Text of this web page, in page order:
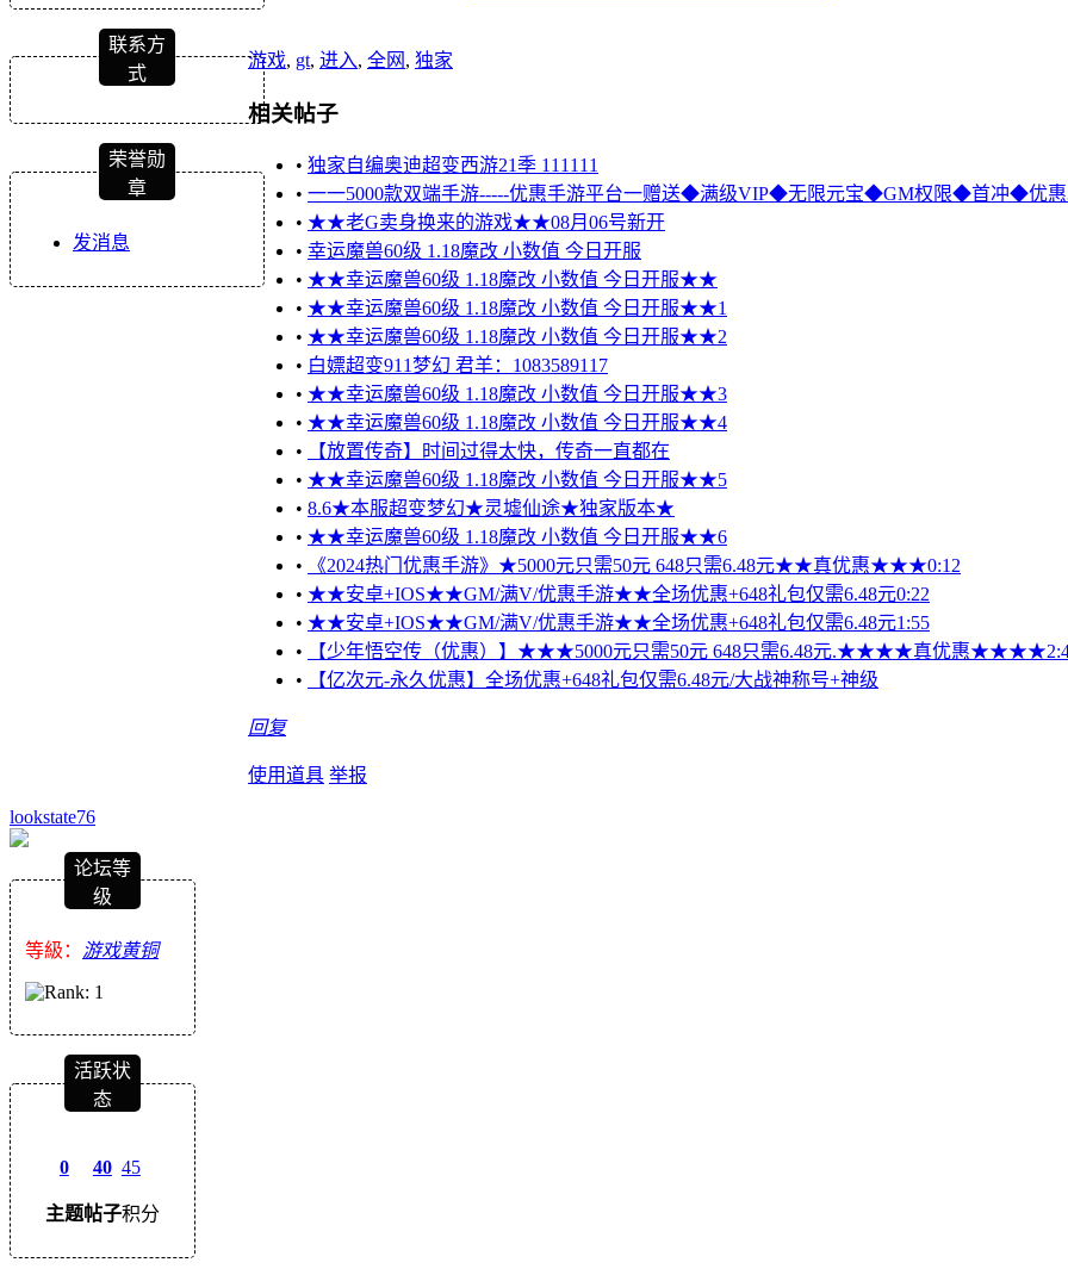
联系方
式
荣誉勋
章
发消息
游戏, gt, 进入, 全网 , 独家
相关帖子
• 独家自编奥迪超变西游21季 111111
• 一一5000款双端手游-----优惠手游平台一赠送◆满级VIP◆无限元宝◆GM权限◆首冲◆优惠
• ★★老G卖身换来的游戏★★08月06号新开
• 幸运魔兽60级 1.18魔改 小数值 今日开服
• ★★幸运魔兽60级 1.18魔改 小数值 今日开服★★
• ★★幸运魔兽60级 1.18魔改 小数值 今日开服★★1
• ★★幸运魔兽60级 1.18魔改 小数值 今日开服★★2
• 白嫖超变911梦幻 君羊：1083589117
• ★★幸运魔兽60级 1.18魔改 小数值 今日开服★★3
• ★★幸运魔兽60级 1.18魔改 小数值 今日开服★★4
•
【放置传奇】时间过得太快，传奇一直都在
• ★★幸运魔兽60级 1.18魔改 小数值 今日开服★★5
• 8.6★本服超变梦幻★灵墟仙途★独家版本★
• ★★幸运魔兽60级 1.18魔改 小数值 今日开服★★6
•
《2024热门优惠手游》★5000元只需50元 648只需6.48元★★真优惠★★★0:12
• ★★安卓+IOS★★GM/满V/优惠手游★★全场优惠+648礼包仅需6.48元0:22
• ★★安卓+IOS★★GM/满V/优惠手游★★全场优惠+648礼包仅需6.48元1:55
•
【少年悟空传（优惠）】★★★5000元只需50元 648只需6.48元.★★★★真优惠
•
【亿次元-永久优惠】全场优惠+648礼包仅需6.48元/大战神称号+神级
回复
使用道具 举报
lookstate76
论坛等
级
等級： 游戏黄铜
活跃状
态
0
主题
40
帖子
45
积分